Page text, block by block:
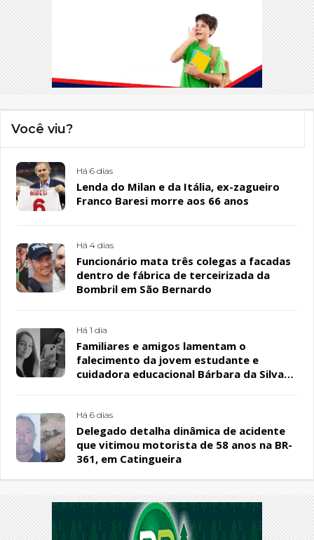
Você viu?
Há 6 dias
Lenda do Milan e da Itália, ex-zagueiro
Franco Baresi morre aos 66 anos
Há 4 dias
Funcionário mata três colegas a facadas
dentro de fábrica de terceirizada da
Bombril em São Bernardo
Há 1 dia
Familiares e amigos lamentam o
falecimento da jovem estudante e
cuidadora educacional Bárbara da Silva
Há 6 dias
Delegado detalha dinâmica de acidente
que vitimou motorista de 58 anos na BR-
361, em Catingueira